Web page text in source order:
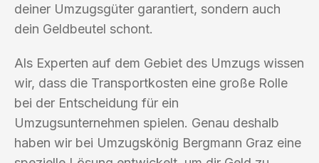
deiner Umzugsgüter garantiert, sondern auch
dein Geldbeutel schont.
Als Experten auf dem Gebiet des Umzugs wissen
wir, dass die Transportkosten eine große Rolle
bei der Entscheidung für ein
Umzugsunternehmen spielen. Genau deshalb
haben wir bei Umzugskönig Bergmann Graz eine